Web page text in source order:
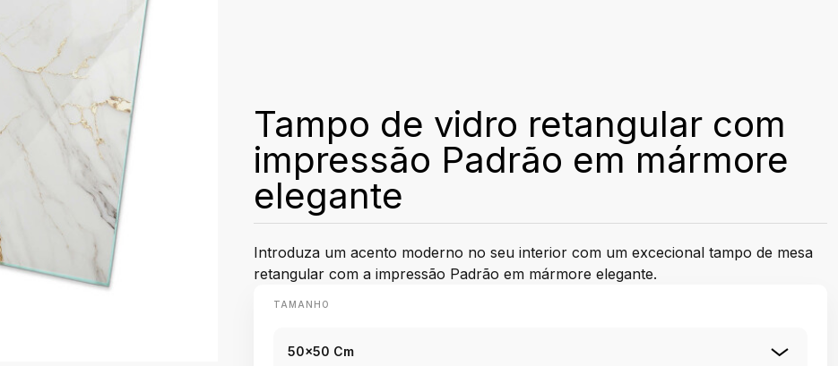
Tampo de vidro retangular com
impressão Padrão em mármore
elegante
Introduza um acento moderno no seu interior com um excecional tampo de mesa
retangular com a impressão Padrão em mármore elegante.
TAMANHO
50x50 Cm